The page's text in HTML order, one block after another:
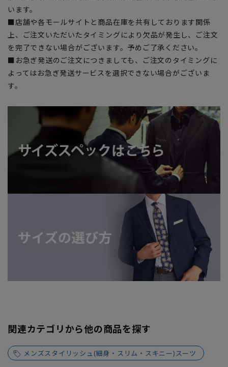
います。
■店舗や各モールサイトと商品在庫を共有しております関係
上、ご注文いただいたタイミングにより欠品が発生し、ご注文
を完了できない場合がございます。予めご了承ください。
■お急ぎ発送のご注文につきましても、ご注文のタイミングに
よってはお急ぎ発送サービスを選択できない場合がございま
す。
関連カテゴリから他の商品を探す
メンズスタイリッシュ(細身・スリム・スキニー)スーツ